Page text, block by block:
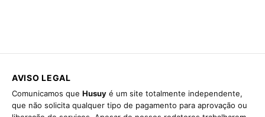
AVISO LEGAL
Comunicamos que Husuy é um site totalmente independente,
que não solicita qualquer tipo de pagamento para aprovação ou